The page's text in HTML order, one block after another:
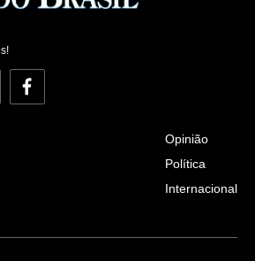
Facebook
Opinião
Política
Internacional